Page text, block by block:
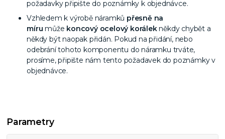
požadavky připište do poznámky k objednávce.
Vzhledem k výrobě náramků přesně na
míru může koncový ocelový korálek někdy chybět a
někdy být naopak přidán. Pokud na přidání, nebo
odebrání tohoto komponentu do náramku trváte,
prosíme, připište nám tento požadavek do poznámky v
objednávce.
Parametry